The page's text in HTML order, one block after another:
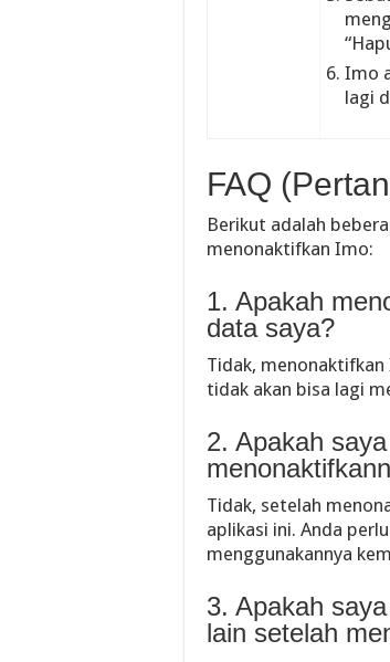
Imo
lagi
FAQ
Berikut adalah
menonaktifkan Imo:
1. Apakah
data saya?
Tidak,
tidak akan bisa lagi
2. Apakah
Tidak, setelah
aplikasi ini. Anda
menggunakannya
3. Apakah
lain setelah